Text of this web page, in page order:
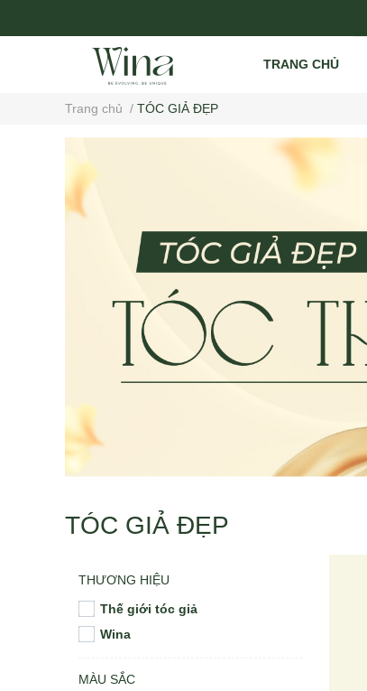
TRANG CHỦ
Trang chủ / TÓC GIẢ ĐẸP
TÓC GIẢ ĐẸP
THƯƠNG HIỆU
Thế giới tóc giả
Wina
MÀU SẮC